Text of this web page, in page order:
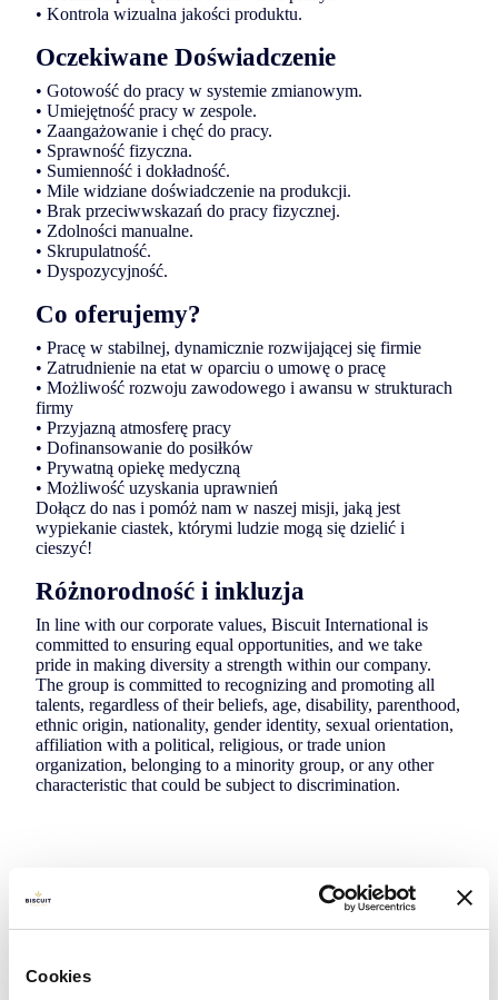
Cookies
• Kontrola wizualna jakości produktu.
Oczekiwane Doświadczenie
• Gotowość do pracy w systemie zmianowym.
• Umiejętność pracy w zespole.
• Zaangażowanie i chęć do pracy.
• Sprawność fizyczna.
• Sumienność i dokładność.
• Mile widziane doświadczenie na produkcji.
• Brak przeciwwskazań do pracy fizycznej.
• Zdolności manualne.
• Skrupulatność.
• Dyspozycyjność.
Co oferujemy?
• Pracę w stabilnej, dynamicznie rozwijającej się firmie
• Zatrudnienie na etat w oparciu o umowę o pracę
• Możliwość rozwoju zawodowego i awansu w strukturach
firmy
• Przyjazną atmosferę pracy
• Dofinansowanie do posiłków
• Prywatną opiekę medyczną
• Możliwość uzyskania uprawnień
Dołącz do nas i pomóż nam w naszej misji, jaką jest
wypiekanie ciastek, którymi ludzie mogą się dzielić i
cieszyć!
Różnorodność i inkluzja
In line with our corporate values, Biscuit International is
committed to ensuring equal opportunities, and we take
pride in making diversity a strength within our company.
The group is committed to recognizing and promoting all
talents, regardless of their beliefs, age, disability, parenthood,
ethnic origin, nationality, gender identity, sexual orientation,
affiliation with a political, religious, or trade union
organization, belonging to a minority group, or any other
characteristic that could be subject to discrimination.